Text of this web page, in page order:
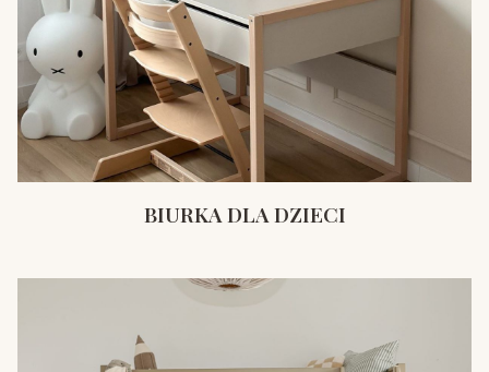
BIURKA DLA DZIECI